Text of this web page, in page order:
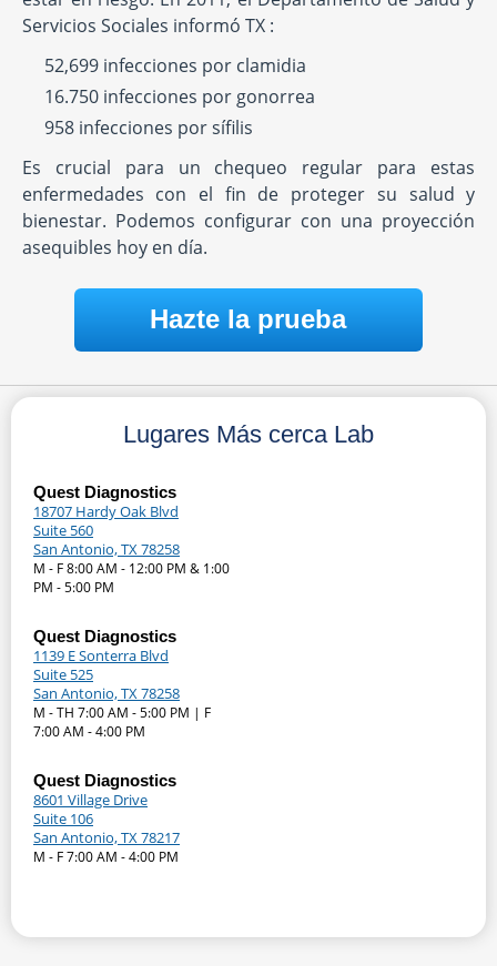
Servicios Sociales informó TX :
52,699 infecciones por clamidia
16.750 infecciones por gonorrea
958 infecciones por sífilis
Es crucial para un chequeo regular para estas
enfermedades con el fin de proteger su salud y
bienestar. Podemos configurar con una proyección
asequibles hoy en día.
Hazte la prueba
Lugares Más cerca Lab
Quest Diagnostics
18707 Hardy Oak Blvd
Suite 560
San Antonio, TX 78258
M - F 8:00 AM - 12:00 PM & 1:00
PM - 5:00 PM
Quest Diagnostics
1139 E Sonterra Blvd
Suite 525
San Antonio, TX 78258
M - TH 7:00 AM - 5:00 PM | F
7:00 AM - 4:00 PM
Quest Diagnostics
8601 Village Drive
Suite 106
San Antonio, TX 78217
M - F 7:00 AM - 4:00 PM